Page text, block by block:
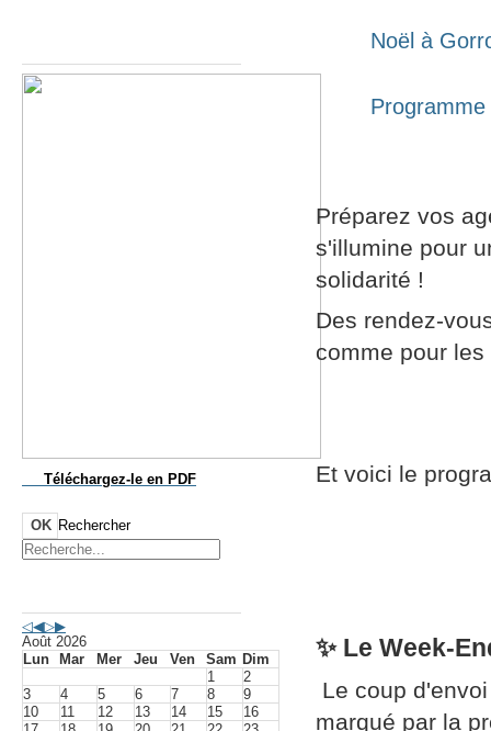
Téléchargez-le en PDF
OK Rechercher
Août 2026
Lun
Mar Mer Jeu Ven Sam Dim
1
2
3
4 5 6 7 8
9
10
11 12 13 14 15
16
Noël à
Préparez vos
s'illumine pour
solidarité !
Des rendez-
comme pour les
Et voici le
✨ Le Week-
Le coup
marqué par la